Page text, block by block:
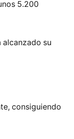
5.200
alcanzado su
consiguiendo